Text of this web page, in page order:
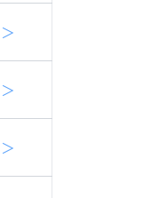
＞
＞
＞